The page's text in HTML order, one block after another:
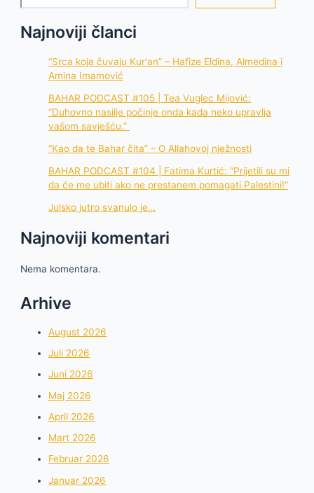
Najnoviji članci
“Srca koja čuvaju Kur'an” – Hafize Eldina, Almedina i
Amina Imamović
BAHAR PODCAST #105 | Tea Vuglec Mijović:
“Duhovno nasilje počinje onda kada neko upravlja
vašom savješću.”
“Kao da te Bahar čita” – O Allahovoj nježnosti
BAHAR PODCAST #104 | Fatima Kurtić: “Prijetili su mi
da će me ubiti ako ne prestanem pomagati Palestini!”
Julsko jutro svanulo je…
Najnoviji komentari
Nema komentara.
Arhive
August 2026
Juli 2026
Juni 2026
Maj 2026
April 2026
Mart 2026
Februar 2026
Januar 2026